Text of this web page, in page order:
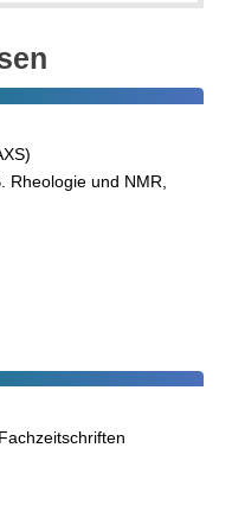
Rheologie und NMR,